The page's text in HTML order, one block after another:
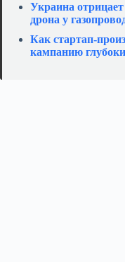
Украина
дрона у
Как
кампанию